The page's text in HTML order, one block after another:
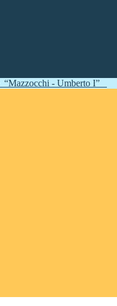
“Mazzocchi - Umberto I”